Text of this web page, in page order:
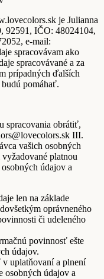
je Julianna
92591, IČO: 48024104,
e-mail:
spracovávam ako
spracovávané a za
prípadných ďalších
pomáhať.
spracovania obrátiť,
III.
vašich osobných
platnou
údajov a
len na základe
oprávneného
či udeleného
povinnosť ešte
údajov.
uplatňovaní a plnení
osobných údajov a